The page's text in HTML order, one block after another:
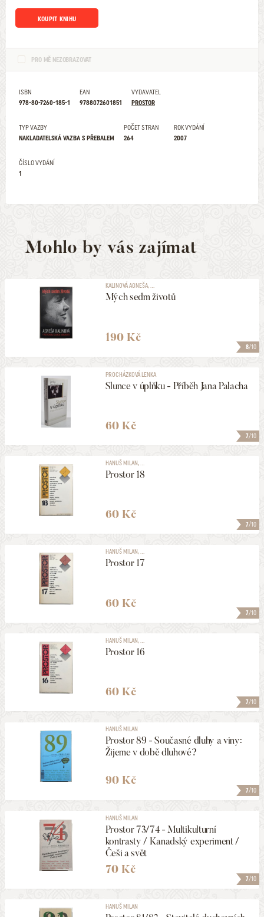
KOUPIT KNIHU
PRO MĚ NEZOBRAZOVAT
ISBN
978-80-7260-185-1
EAN
9788072601851
VYDAVATEL
PROSTOR
TYP VAZBY
NAKLADATELSKÁ VAZBA S PŘEBALEM
POČET STRAN
264
ROK VYDÁNÍ
2007
ČÍSLO VYDÁNÍ
1
Mohlo by vás zajímat
8/10
KALINOVÁ AGNEŠA, ...
Mých sedm životů
190 Kč
7/10
PROCHÁZKOVÁ LENKA
Slunce v úplňku - Příběh Jana Palacha
60 Kč
7/10
HANUŠ MILAN, ...
Prostor 18
60 Kč
7/10
HANUŠ MILAN, ...
Prostor 17
60 Kč
7/10
HANUŠ MILAN, ...
Prostor 16
60 Kč
7/10
HANUŠ MILAN
Prostor 89 - Současné dluhy a viny:
Žijeme v době dluhové?
90 Kč
7/10
HANUŠ MILAN
Prostor 73/74 - Multikulturní
kontrasty / Kanadský experiment /
Češi a svět
70 Kč
HANUŠ MILAN